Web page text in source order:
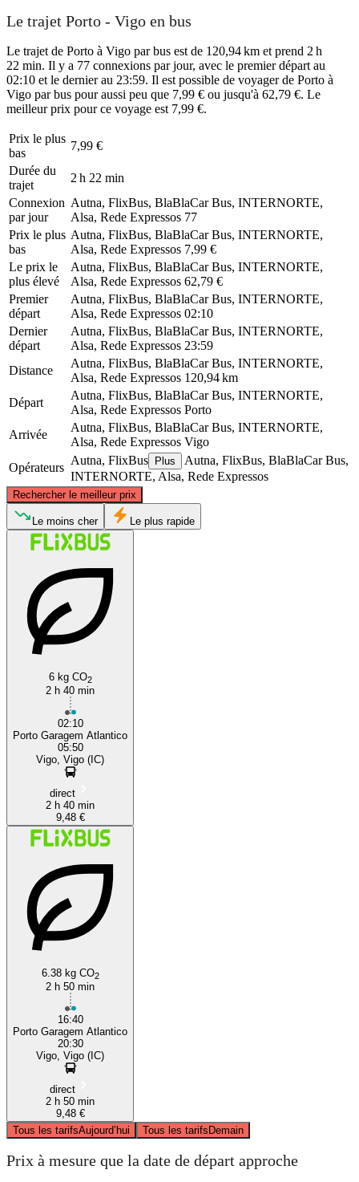
Le trajet Porto - Vigo en bus
Le trajet de Porto à Vigo par bus est de 120,94 km et prend 2 h
22 min. Il y a 77 connexions par jour, avec le premier départ au
02:10 et le dernier au 23:59. Il est possible de voyager de Porto à
Vigo par bus pour aussi peu que 7,99 € ou jusqu'à 62,79 €. Le
meilleur prix pour ce voyage est 7,99 €.
Prix ​​le plus
bas
7,99 €
Durée du
trajet
2 h 22 min
Connexion
par jour
Autna, FlixBus, BlaBlaCar Bus, INTERNORTE,
Alsa, Rede Expressos 77
Prix ​​le plus
bas
Autna, FlixBus, BlaBlaCar Bus, INTERNORTE,
Alsa, Rede Expressos 7,99 €
Le prix le
plus élevé
Autna, FlixBus, BlaBlaCar Bus, INTERNORTE,
Alsa, Rede Expressos 62,79 €
Premier
départ
Autna, FlixBus, BlaBlaCar Bus, INTERNORTE,
Alsa, Rede Expressos 02:10
Dernier
départ
Autna, FlixBus, BlaBlaCar Bus, INTERNORTE,
Alsa, Rede Expressos 23:59
Distance
Autna, FlixBus, BlaBlaCar Bus, INTERNORTE,
Alsa, Rede Expressos 120,94 km
Départ
Autna, FlixBus, BlaBlaCar Bus, INTERNORTE,
Alsa, Rede Expressos Porto
Arrivée
Autna, FlixBus, BlaBlaCar Bus, INTERNORTE,
Alsa, Rede Expressos Vigo
Opérateurs
Autna, FlixBus Plus
Autna, FlixBus, BlaBlaCar Bus,
INTERNORTE, Alsa, Rede Expressos
Rechercher le meilleur prix
Vigo
©CARTO, ©OpenStreetMap
Le moins cher Le plus rapide
6 kg CO2
2 h 40 min
02:10
Porto Garagem Atlantico
05:50
Vigo, Vigo (IC)
direct
2 h 40 min
9,48 €
6.38 kg CO2
2 h 50 min
16:40
Porto Garagem Atlantico
20:30
Vigo, Vigo (IC)
direct
2 h 50 min
9,48 €
Tous les tarifsAujourd’hui Tous les tarifsDemain
Prix à mesure que la date de départ approche